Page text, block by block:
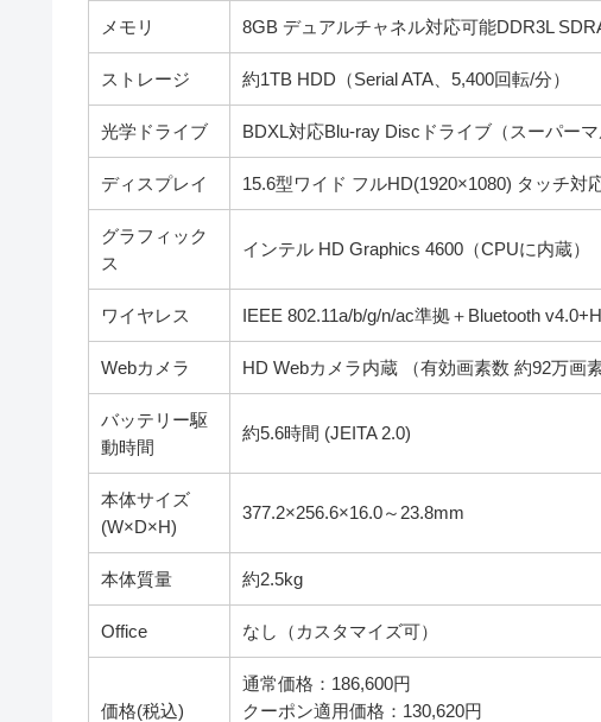
メモリ 8GB デュアルチャネル対応可能DDR3L
ストレージ 約1TB HDD（Serial ATA、5,400回転/分）
光学ドライブ BDXL対応Blu-ray Discドライブ（スーパーマ
ディスプレイ 15.6型ワイド フルHD(1920×1080) タッチ対
グラフィック
ス
インテル HD Graphics 4600（CPUに内蔵）
ワイヤレス IEEE 802.11a/b/g/n/ac準拠＋Bluetooth
Webカメラ HD Webカメラ内蔵 （有効画素数 約92万画
バッテリー駆
動時間
約5.6時間 (JEITA 2.0)
本体サイズ
(W×D×H)
377.2×256.6×16.0～23.8mm
本体質量 約2.5kg
Office なし（カスタマイズ可）
価格(税込)
通常価格：186,600円
クーポン適用価格：130,620円